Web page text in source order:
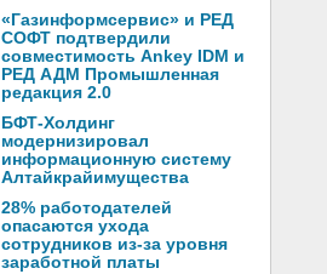
«Газинформсервис» и РЕД
СОФТ подтвердили
совместимость Ankey IDM и
РЕД АДМ Промышленная
редакция 2.0
БФТ-Холдинг
модернизировал
информационную систему
Алтайкрайимущества
28% работодателей
опасаются ухода
сотрудников из-за уровня
заработной платы